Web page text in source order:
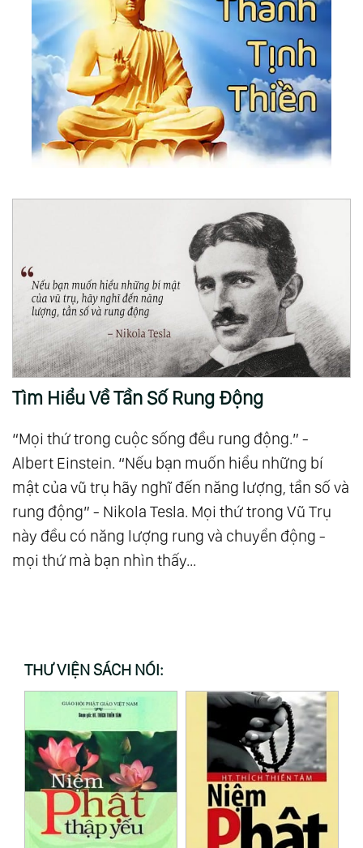
Tìm Hiểu Về Tần Số Rung Động
“Mọi thứ trong cuộc sống đều rung động.” -
Albert Einstein. “Nếu bạn muốn hiểu những bí
mật của vũ trụ hãy nghĩ đến năng lượng, tần số và
rung động” - Nikola Tesla. Mọi thứ trong Vũ Trụ
này đều có năng lượng rung và chuyển động -
mọi thứ mà bạn nhìn thấy...
THƯ VIỆN SÁCH NÓI: